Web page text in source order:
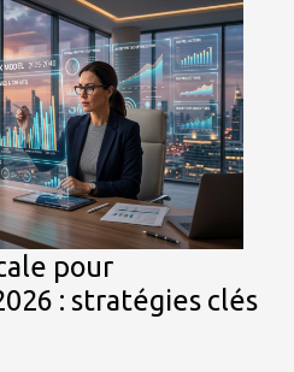
pour
: stratégies clés